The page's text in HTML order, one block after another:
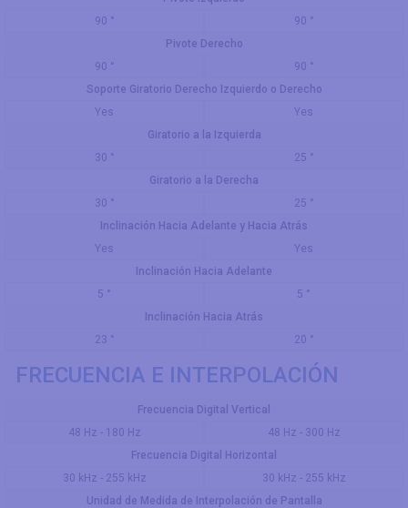
90 °
90 °
Pivote Derecho
90 °
90 °
Soporte Giratorio Derecho Izquierdo o Derecho
Yes
Yes
Giratorio a la Izquierda
30 °
25 °
Giratorio a la Derecha
30 °
25 °
Inclinación Hacia Adelante y Hacia Atrás
Yes
Yes
Inclinación Hacia Adelante
5 °
5 °
Inclinación Hacia Atrás
23 °
20 °
FRECUENCIA E INTERPOLACIÓN
Frecuencia Digital Vertical
48 Hz - 180 Hz
48 Hz - 300 Hz
Frecuencia Digital Horizontal
30 kHz - 255 kHz
30 kHz - 255 kHz
Unidad de Medida de Interpolación de Pantalla